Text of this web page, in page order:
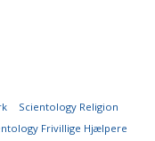
Scientology Religion
Frivillige Hjælpere